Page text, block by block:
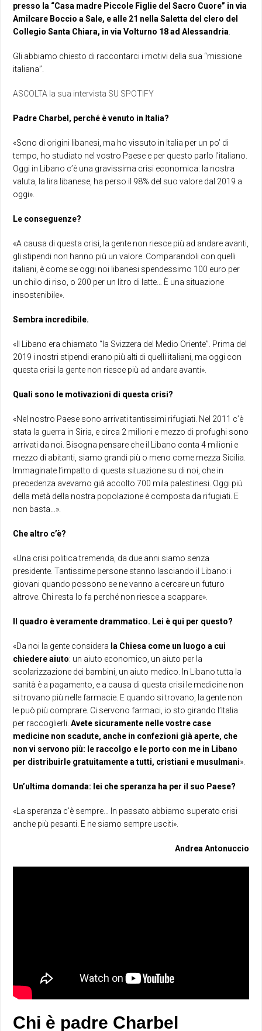
presso la “Casa madre Piccole Figlie del Sacro Cuore” in via
Amilcare Boccio a Sale, e alle 21 nella Saletta del clero del
Collegio Santa Chiara, in via Volturno 18 ad Alessandria
Gli abbiamo chiesto di raccontarci i motivi della sua “missione
italiana”.
ASCOLTA la sua intervista SU SPOTIFY
Padre Charbel, perché è venuto in Italia?
«Sono di origini libanesi, ma ho vissuto in Italia per un po’ di
tempo, ho studiato nel vostro Paese e per questo parlo l’italiano.
Oggi in Libano c’è una gravissima crisi economica: la nostra
valuta, la lira libanese, ha perso il 98% del suo valore dal 2019 a
oggi».
Le conseguenze?
«A causa di questa crisi, la gente non riesce più ad andare avanti,
gli stipendi non hanno più un valore. Comparandoli con quelli
italiani, è come se oggi noi libanesi spendessimo 100 euro per
un chilo di riso, o 200 per un litro di latte… È una situazione
insostenibile».
Sembra incredibile.
«Il Libano era chiamato “la Svizzera del Medio Oriente”. Prima del
2019 i nostri stipendi erano più alti di quelli italiani, ma oggi con
questa crisi la gente non riesce più ad andare avanti».
Quali sono le motivazioni di questa crisi?
«Nel nostro Paese sono arrivati tantissimi rifugiati. Nel 2011 c’è
stata la guerra in Siria, e circa 2 milioni e mezzo di profughi sono
arrivati da noi. Bisogna pensare che il Libano conta 4 milioni e
mezzo di abitanti, siamo grandi più o meno come mezza Sicilia.
Immaginate l’impatto di questa situazione su di noi, che in
precedenza avevamo già accolto 700 mila palestinesi. Oggi più
della metà della nostra popolazione è composta da rifugiati. E
non basta…».
Che altro c’è?
«Una crisi politica tremenda, da due anni siamo senza
presidente. Tantissime persone stanno lasciando il Libano: i
giovani quando possono se ne vanno a cercare un futuro
altrove. Chi resta lo fa perché non riesce a scappare».
Il quadro è veramente drammatico. Lei è qui per questo?
«Da noi la gente considera la Chiesa come un luogo a cui
chiedere aiuto: un aiuto economico, un aiuto per la
scolarizzazione dei bambini, un aiuto medico. In Libano tutta la
sanità è a pagamento, e a causa di questa crisi le medicine non
si trovano più nelle farmacie. E quando si trovano, la gente non
le può più comprare. Ci servono farmaci, io sto girando l’Italia
per raccoglierli. Avete sicuramente nelle vostre case
medicine non scadute, anche in confezioni già aperte, che
non vi servono più: le raccolgo e le porto con me in Libano
per distribuirle gratuitamente a tutti, cristiani e musulmani».
Un’ultima domanda: lei che speranza ha per il suo Paese?
«La speranza c’è sempre… In passato abbiamo superato crisi
anche più pesanti. E ne siamo sempre usciti».
Andrea Antonuccio
Chi è padre Charbel